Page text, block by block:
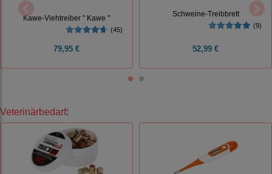
Kawe-Viehtreiber " Kawe "
(45)
79,95 €
Schweine-Treibbrett
(9)
52,99 €
Veterinärbedarf: